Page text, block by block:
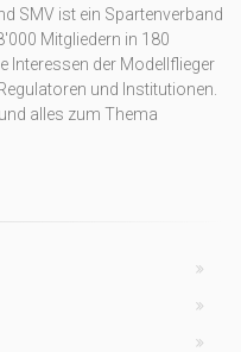
SMV ist ein Spartenverband
Mitgliedern in 180
Interessen der Modellflieger
und Institutionen.
alles zum Thema